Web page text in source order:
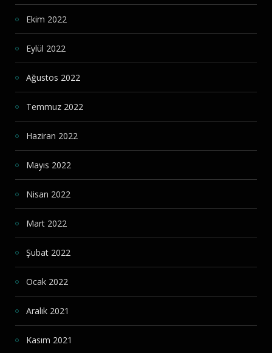
Ekim 2022
Eylül 2022
Ağustos 2022
Temmuz 2022
Haziran 2022
Mayıs 2022
Nisan 2022
Mart 2022
Şubat 2022
Ocak 2022
Aralık 2021
Kasım 2021